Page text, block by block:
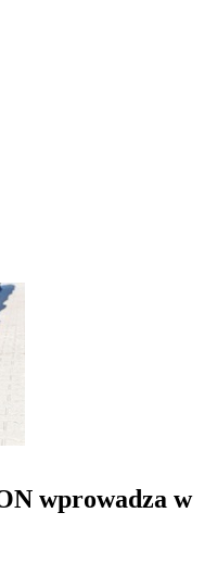
wprowadza w